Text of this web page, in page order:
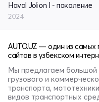
Haval Jolion I - поколение
2024
AUTO.UZ — один из
сайтов в узбекском
Мы предлагаем большой
грузового и
транспорта,
видов транспортных